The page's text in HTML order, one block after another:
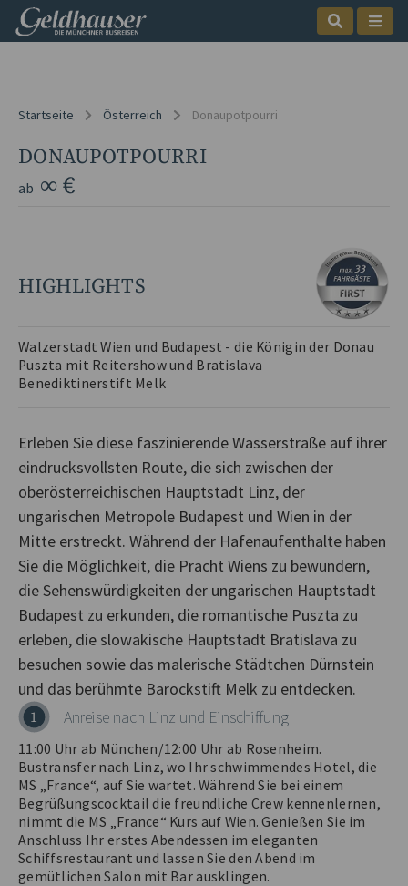
Startseite Österreich Donaupotpourri
DONAUPOTPOURRI
ab ∞ €
HIGHLIGHTS
Walzerstadt Wien und Budapest - die Königin der Donau
Puszta mit Reitershow und Bratislava
Benediktinerstift Melk
Erleben Sie diese faszinierende Wasserstraße auf ihrer
eindrucksvollsten Route, die sich zwischen der
oberösterreichischen Hauptstadt Linz, der
ungarischen Metropole Budapest und Wien in der
Mitte erstreckt. Während der Hafenaufenthalte haben
Sie die Möglichkeit, die Pracht Wiens zu bewundern,
die Sehenswürdigkeiten der ungarischen Hauptstadt
Budapest zu erkunden, die romantische Puszta zu
erleben, die slowakische Hauptstadt Bratislava zu
besuchen sowie das malerische Städtchen Dürnstein
1 Anreise nach Linz und Einschiffung
11:00 Uhr ab München/12:00 Uhr ab Rosenheim.
Bustransfer nach Linz, wo Ihr schwimmendes Hotel, die
MS „France“, auf Sie wartet. Während Sie bei einem
Begrüßungscocktail die freundliche Crew kennenlernen,
nimmt die MS „France“ Kurs auf Wien. Genießen Sie im
Anschluss Ihr erstes Abendessen im eleganten
Schiffsrestaurant und lassen Sie den Abend im
gemütlichen Salon mit Bar ausklingen.